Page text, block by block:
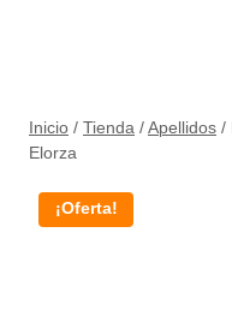
Inicio / Tienda / Apellidos /
Elorza
¡Oferta!